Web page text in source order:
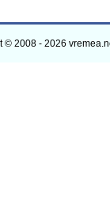
© 2008 - 2026